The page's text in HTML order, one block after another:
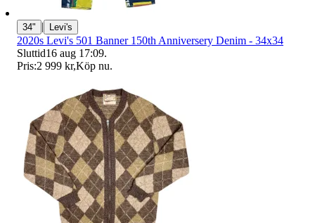
34" | Levi's
2020s Levi's 501 Banner 150th Anniversery Denim - 34x34
Sluttid16 aug 17:09.
Pris:2 999 kr,Köp nu.